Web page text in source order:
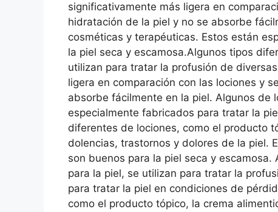
significativamente más ligera en
hidratación de la piel y no se absorbe
cosméticas y terapéuticas. Estos están
la piel seca y escamosa.Algunos tipos
utilizan para tratar la profusión de
ligera en comparación con las lociones y
absorbe fácilmente en la piel. Algunos de
especialmente fabricados para tratar la
diferentes de lociones, como el producto
dolencias, trastornos y dolores de la piel.
son buenos para la piel seca y
para la piel, se utilizan para tratar la
para tratar la piel en condiciones de
como el producto tópico, la crema